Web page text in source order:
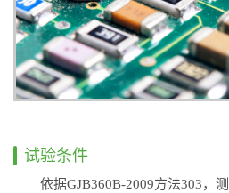
试验条件
依据GJB360B-2009方法303，